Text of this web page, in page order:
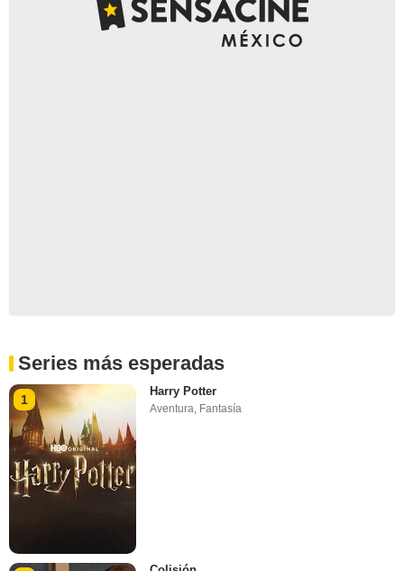
Series más esperadas
1
Harry Potter
Aventura, Fantasía